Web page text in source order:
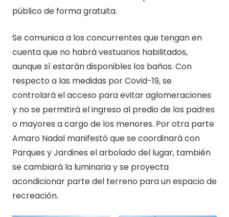
público de forma gratuita.
Se comunica a los concurrentes que tengan en
cuenta que no habrá vestuarios habilitados,
aunque sí estarán disponibles los baños. Con
respecto a las medidas por Covid-19, se
controlará el acceso para evitar aglomeraciones
y no se permitirá el ingreso al predio de los padres
o mayores a cargo de los menores. Por otra parte
Amaro Nadal manifestó que se coordinará con
Parques y Jardines el arbolado del lugar, también
se cambiará la luminaria y se proyecta
acondicionar parte del terreno para un espacio de
recreación.